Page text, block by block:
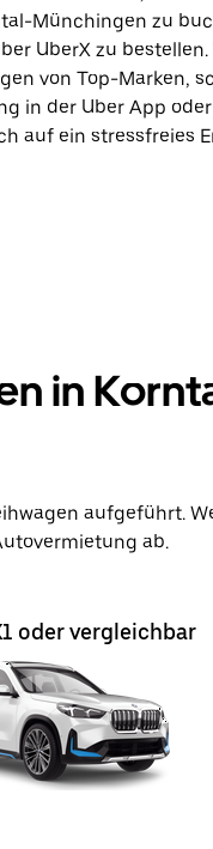
Münchingen zu
UberX zu
von Top-Marken,
in der Uber App oder
auf ein stressfreies
in
aufgeführt.
ab.
oder vergleichbar